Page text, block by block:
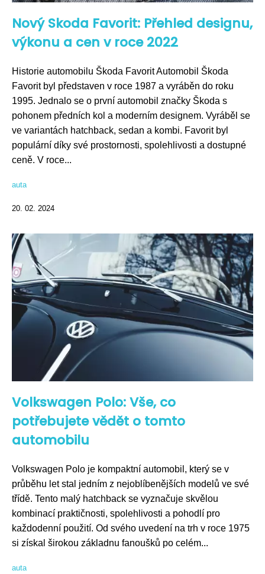
Nový Skoda Favorit: Přehled designu,
výkonu a cen v roce 2022
Historie automobilu Škoda Favorit Automobil Škoda
Favorit byl představen v roce 1987 a vyráběn do roku
1995. Jednalo se o první automobil značky Škoda s
pohonem předních kol a moderním designem. Vyráběl se
ve variantách hatchback, sedan a kombi. Favorit byl
populární díky své prostornosti, spolehlivosti a dostupné
ceně. V roce...
auta
20. 02. 2024
Volkswagen Polo: Vše, co
potřebujete vědět o tomto
automobilu
Volkswagen Polo je kompaktní automobil, který se v
průběhu let stal jedním z nejoblíbenějších modelů ve své
třídě. Tento malý hatchback se vyznačuje skvělou
kombinací praktičnosti, spolehlivosti a pohodlí pro
každodenní použití. Od svého uvedení na trh v roce 1975
si získal širokou základnu fanoušků po celém...
auta